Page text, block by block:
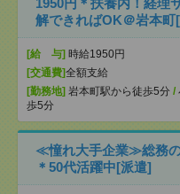
1950円＊扶養内！経理
解できればOK＠岩本町
[給 与] 時給1950円
[交通費]全額支給
[勤務地] 岩本町駅から徒歩5分 /
歩5分
≪憧れ大手企業≫総務の
＊50代活躍中[派遣]